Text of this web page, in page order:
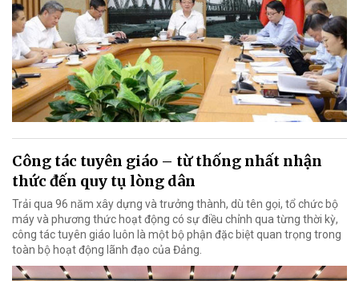
Công tác tuyên giáo – từ thống nhất nhận
thức đến quy tụ lòng dân
Trải qua 96 năm xây dựng và trưởng thành, dù tên gọi, tổ chức bộ
máy và phương thức hoạt động có sự điều chỉnh qua từng thời kỳ,
công tác tuyên giáo luôn là một bộ phận đặc biệt quan trọng trong
toàn bộ hoạt động lãnh đạo của Đảng.